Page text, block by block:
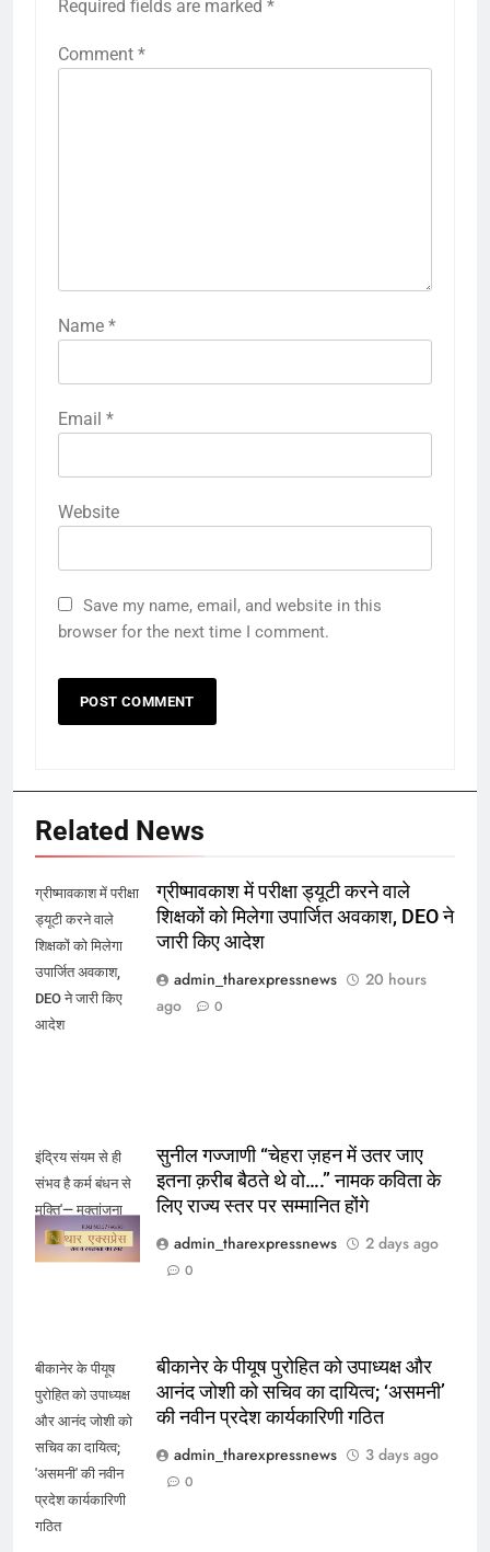
Required fields are marked *
Comment *
Name *
Email *
Website
Save my name, email, and website in this
browser for the next time I comment.
Related News
ग्रीष्मावकाश में परीक्षा
ड्यूटी करने वाले
शिक्षकों को मिलेगा
उपार्जित अवकाश,
DEO ने जारी किए
आदेश
ग्रीष्मावकाश में परीक्षा ड्यूटी करने वाले
शिक्षकों को मिलेगा उपार्जित अवकाश, DEO ने
जारी किए आदेश
admin_tharexpressnews
20 hours
ago
0
इंद्रिय संयम से ही
संभव है कर्म बंधन से
मुक्ति'— मुक्तांजना
श्री जी
सुनील गज्जाणी “चेहरा ज़हन में उतर जाए
इतना क़रीब बैठते थे वो….” नामक कविता के
लिए राज्य स्तर पर सम्मानित होंगे
admin_tharexpressnews
2 days ago
0
बीकानेर के पीयूष
पुरोहित को उपाध्यक्ष
और आनंद जोशी को
सचिव का दायित्व;
'असमनी' की नवीन
प्रदेश कार्यकारिणी
गठित
बीकानेर के पीयूष पुरोहित को उपाध्यक्ष और
आनंद जोशी को सचिव का दायित्व; ‘असमनी’
की नवीन प्रदेश कार्यकारिणी गठित
admin_tharexpressnews
3 days ago
0